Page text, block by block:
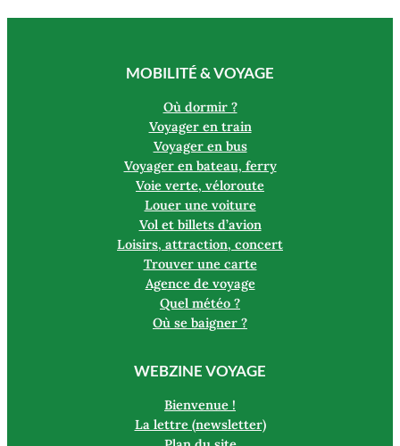
MOBILITÉ & VOYAGE
Où dormir ?
Voyager en train
Voyager en bus
Voyager en bateau, ferry
Voie verte, véloroute
Louer une voiture
Vol et billets d’avion
Loisirs, attraction, concert
Trouver une carte
Agence de voyage
Quel météo ?
Où se baigner ?
WEBZINE VOYAGE
Bienvenue !
La lettre (newsletter)